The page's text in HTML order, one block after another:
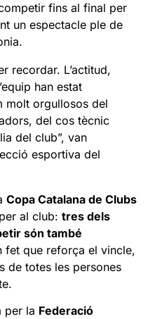
fins al final per
un espectacle ple de
recordar. L’actitud,
han estat
molt orgullosos del
del cos tècnic
del club”, van
esportiva del
Copa Catalana de Clubs
al club:tres dels
són també
fet que reforça el vincle,
de totes les persones
per la Federació